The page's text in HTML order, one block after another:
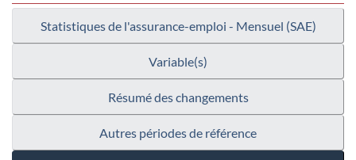
Statistiques de l'assurance-emploi - Mensuel (SAE)
Variable(s)
Résumé des changements
Autres périodes de référence